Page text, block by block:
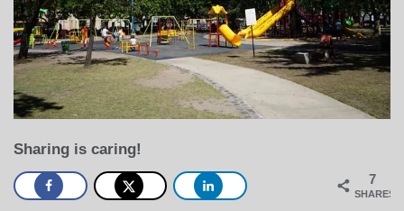
Sharing is caring!
7
SHARES